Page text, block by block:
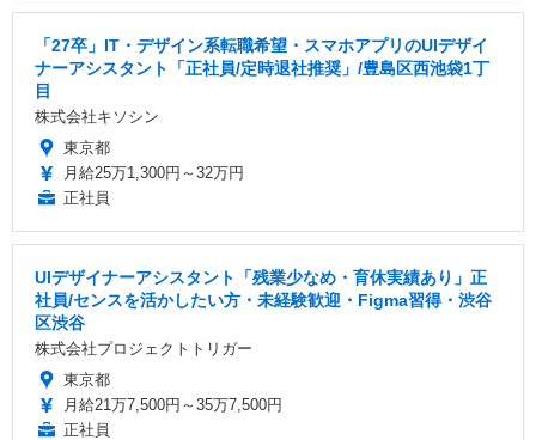
「27卒」IT・デザイン系転職希望・スマホアプリのUIデザイ
ナーアシスタント「正社員/定時退社推奨」/豊島区西池袋1丁
目
株式会社キソシン
東京都
月給25万1,300円～32万円
正社員
UIデザイナーアシスタント「残業少なめ・育休実績あり」正
社員/センスを活かしたい方・未経験歓迎・Figma習得・渋谷
区渋谷
株式会社プロジェクトトリガー
東京都
月給21万7,500円～35万7,500円
正社員